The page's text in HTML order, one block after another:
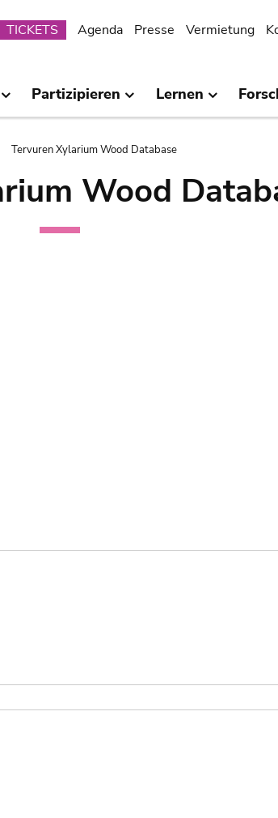
TICKETS Agenda Presse Vermietung
Partizipieren Lernen
Tervuren Xylarium Wood Database
Wood